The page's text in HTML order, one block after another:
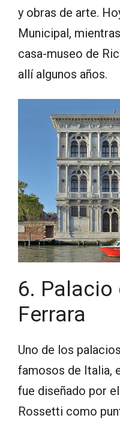
y obras de arte.
Municipal,
casa-museo de
allí algunos años.
6. Palacio
Ferrara
Uno de los
famosos de Italia,
fue diseñado por
Rossetti como